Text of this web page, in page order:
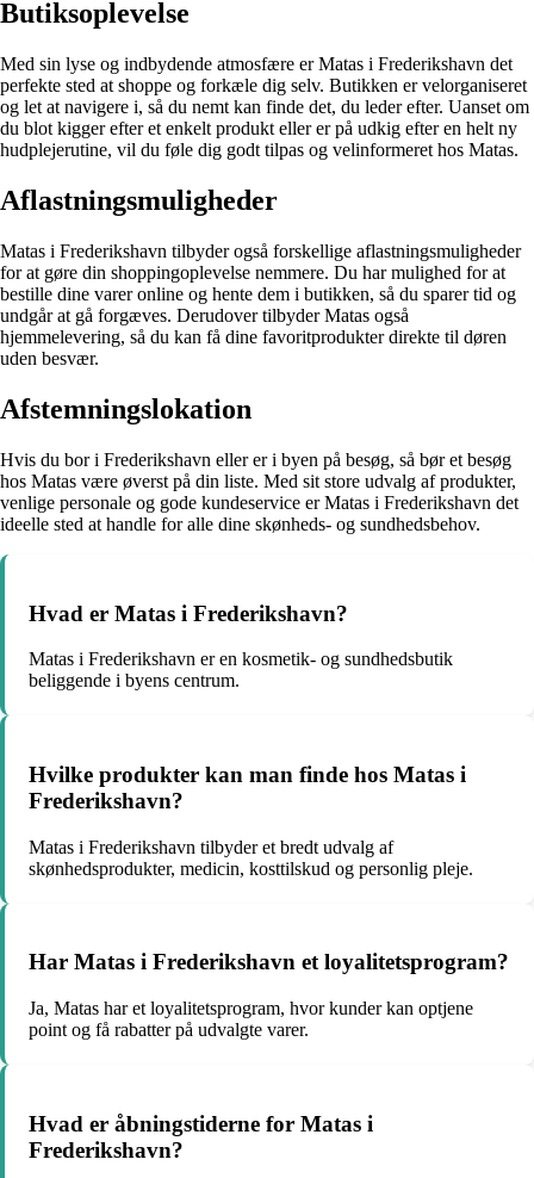
Butiksoplevelse
Med sin lyse og indbydende atmosfære er Matas i Frederikshavn det
perfekte sted at shoppe og forkæle dig selv. Butikken er velorganiseret
og let at navigere i, så du nemt kan finde det, du leder efter. Uanset om
du blot kigger efter et enkelt produkt eller er på udkig efter en helt ny
hudplejerutine, vil du føle dig godt tilpas og velinformeret hos Matas.
Aflastningsmuligheder
Matas i Frederikshavn tilbyder også forskellige aflastningsmuligheder
for at gøre din shoppingoplevelse nemmere. Du har mulighed for at
bestille dine varer online og hente dem i butikken, så du sparer tid og
undgår at gå forgæves. Derudover tilbyder Matas også
hjemmelevering, så du kan få dine favoritprodukter direkte til døren
uden besvær.
Afstemningslokation
Hvis du bor i Frederikshavn eller er i byen på besøg, så bør et besøg
hos Matas være øverst på din liste. Med sit store udvalg af produkter,
venlige personale og gode kundeservice er Matas i Frederikshavn det
ideelle sted at handle for alle dine skønheds- og sundhedsbehov.
Hvad er Matas i Frederikshavn?
Matas i Frederikshavn er en kosmetik- og sundhedsbutik
beliggende i byens centrum.
Hvilke produkter kan man finde hos Matas i
Frederikshavn?
Matas i Frederikshavn tilbyder et bredt udvalg af
skønhedsprodukter, medicin, kosttilskud og personlig pleje.
Har Matas i Frederikshavn et loyalitetsprogram?
Ja, Matas har et loyalitetsprogram, hvor kunder kan optjene
point og få rabatter på udvalgte varer.
Hvad er åbningstiderne for Matas i
Frederikshavn?